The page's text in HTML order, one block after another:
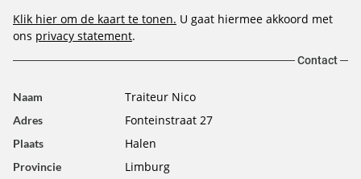
Klik hier om de kaart te tonen. U gaat hiermee akkoord met
ons privacy statement.
Contact
Naam Traiteur Nico
Adres Fonteinstraat 27
Plaats Halen
Provincie Limburg